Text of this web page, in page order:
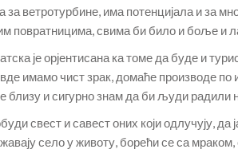
за ветротурбине, има потенцијала и за
повратницима, свима би било и боље и
је орјентисана ка томе да буде и
имамо чист зрак, домаће производе по
близу и сигурно знам да би људи
свест и савест оних који одлучују,
село у животу, борећи се са